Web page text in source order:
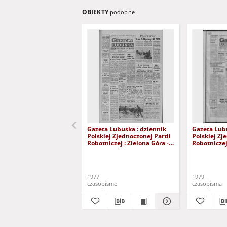
OBIEKTY podobne
Gazeta Lubuska : dziennik
Polskiej Zjednoczonej Partii
Robotniczej : Zielona Góra -
1977
czasopismo
Gazeta
Polskiej
1979
czasopisma